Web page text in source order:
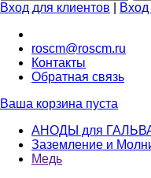
Вход для клиентов Вход
roscm@roscm.ru
Контакты
Обратная связь
Ваша корзина пуста
АНОДЫ для
Заземление и
Медь